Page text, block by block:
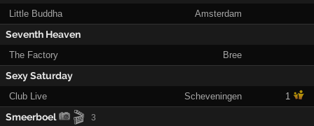
Little Buddha Amsterdam
Seventh Heaven
The Factory Bree
Sexy Saturday
Club Live Scheveningen 1
Smeerboel 🎬 3